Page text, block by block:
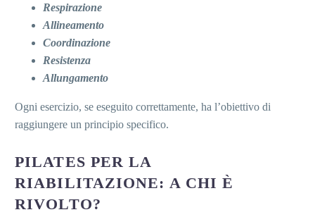
Respirazione
Allineamento
Coordinazione
Resistenza
Allungamento
Ogni esercizio, se eseguito correttamente, ha l’obiettivo di
raggiungere un principio specifico.
PILATES PER LA
RIABILITAZIONE: A CHI È
RIVOLTO?